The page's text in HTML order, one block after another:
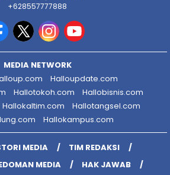
+628557777888
MEDIA NETWORK
Halloupdate.com
Hallotokoh.com
Hallobisnis.com
Hallokaltim.com
Hallotangsel.com
Hallokampus.com
MEDIA
TIM REDAKSI
MEDIA
HAK JAWAB